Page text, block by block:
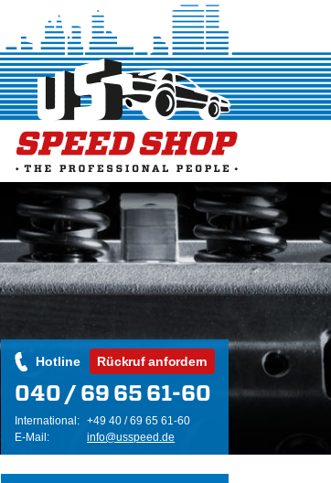
Hotline Rückruf anfordern
040 / 69 65 61-60
International: +49 40 / 69 65 61-60
E-Mail:
info@usspeed.de